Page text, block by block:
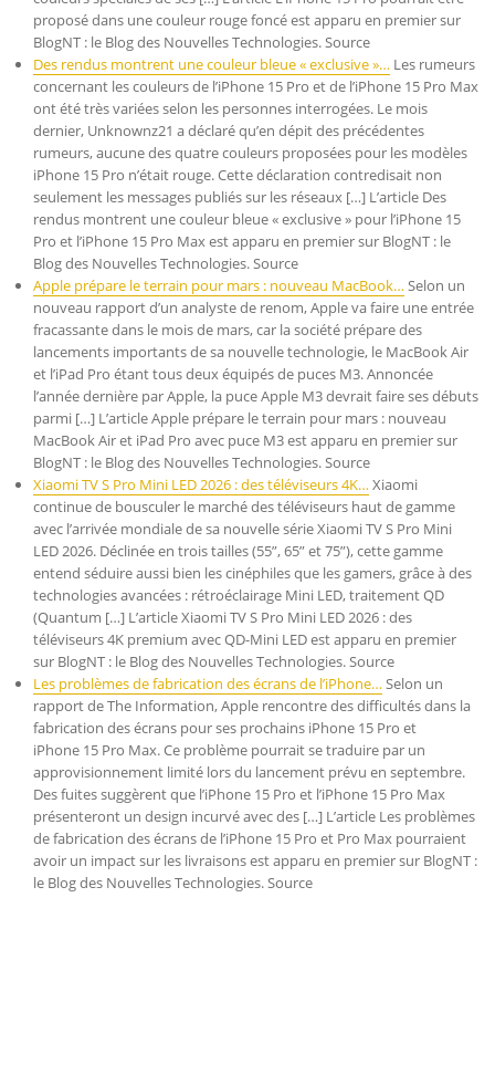
proposé dans une couleur rouge foncé est apparu en premier sur
BlogNT : le Blog des Nouvelles Technologies. Source
Des rendus montrent une couleur bleue « exclusive »… Les rumeurs
concernant les couleurs de l’iPhone 15 Pro et de l’iPhone 15 Pro Max
ont été très variées selon les personnes interrogées. Le mois
dernier, Unknownz21 a déclaré qu’en dépit des précédentes
rumeurs, aucune des quatre couleurs proposées pour les modèles
iPhone 15 Pro n’était rouge. Cette déclaration contredisait non
seulement les messages publiés sur les réseaux […] L’article Des
rendus montrent une couleur bleue « exclusive » pour l’iPhone 15
Pro et l’iPhone 15 Pro Max est apparu en premier sur BlogNT : le
Blog des Nouvelles Technologies. Source
Apple prépare le terrain pour mars : nouveau MacBook…Selon un
nouveau rapport d’un analyste de renom, Apple va faire une entrée
fracassante dans le mois de mars, car la société prépare des
lancements importants de sa nouvelle technologie, le MacBook Air
et l’iPad Pro étant tous deux équipés de puces M3. Annoncée
l’année dernière par Apple, la puce Apple M3 devrait faire ses débuts
parmi […] L’article Apple prépare le terrain pour mars : nouveau
MacBook Air et iPad Pro avec puce M3 est apparu en premier sur
BlogNT : le Blog des Nouvelles Technologies. Source
Xiaomi TV S Pro Mini LED 2026 : des téléviseurs 4K…Xiaomi
continue de bousculer le marché des téléviseurs haut de gamme
avec l’arrivée mondiale de sa nouvelle série Xiaomi TV S Pro Mini
LED 2026. Déclinée en trois tailles (55”, 65” et 75”), cette gamme
entend séduire aussi bien les cinéphiles que les gamers, grâce à des
technologies avancées : rétroéclairage Mini LED, traitement QD
(Quantum […] L’article Xiaomi TV S Pro Mini LED 2026 : des
téléviseurs 4K premium avec QD-Mini LED est apparu en premier
sur BlogNT : le Blog des Nouvelles Technologies. Source
Les problèmes de fabrication des écrans de l’iPhone…Selon un
rapport de The Information, Apple rencontre des difficultés dans la
fabrication des écrans pour ses prochains iPhone 15 Pro et
iPhone 15 Pro Max. Ce problème pourrait se traduire par un
approvisionnement limité lors du lancement prévu en septembre.
Des fuites suggèrent que l’iPhone 15 Pro et l’iPhone 15 Pro Max
présenteront un design incurvé avec des […] L’article Les problèmes
de fabrication des écrans de l’iPhone 15 Pro et Pro Max pourraient
avoir un impact sur les livraisons est apparu en premier sur BlogNT :
le Blog des Nouvelles Technologies. Source